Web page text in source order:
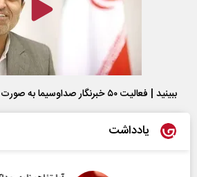
ببینید | فعالیت ۵۰ خبرنگار صداوسیما به صورت خوداتکا در ایام جنگ
یادداشت